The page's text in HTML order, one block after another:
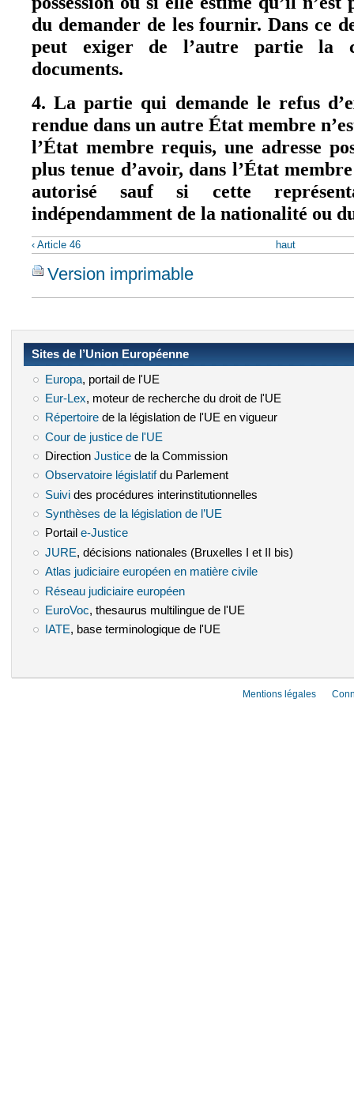
du demander de les fournir. Dans ce
peut exiger de l’autre partie la
documents.
4. La partie qui demande le refus
rendue dans un autre État membre
l’État membre requis, une adresse
plus tenue d’avoir, dans l’État
autorisé sauf si cette
indépendamment de la nationalité ou
‹ Article 46 haut
Version imprimable
Sites de l’Union Européenne
Europa(le lien est externe)
, portail de l'UE
Eur-Lex (le lien est externe)
, moteur de recherche du droit de l'UE
Répertoire(le lien est externe)
de la législation de l'UE en vigueur
Cour de justice de l'UE
Direction Justice(le lien est externe)
de la Commission
Observatoire législatif(le lien est externe)
du Parlement
Suivi(le lien est externe)
des procédures interinstitutionnelles
Synthèses de la législation de l’UE
Portail e-Justice(le lien est externe)
JURE (le lien est externe)
, décisions nationales (Bruxelles I et II bis)
Atlas judiciaire européen en matière civile(le lien est externe)
Réseau judiciaire européen(le lien est externe)
EuroVoc (le lien est externe)
, thesaurus multilingue de l'UE
IATE(le lien est externe)
, base terminologique de l'UE
Mentions légales